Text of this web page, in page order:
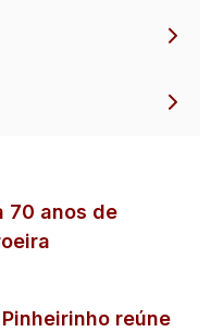
anos de
reúne